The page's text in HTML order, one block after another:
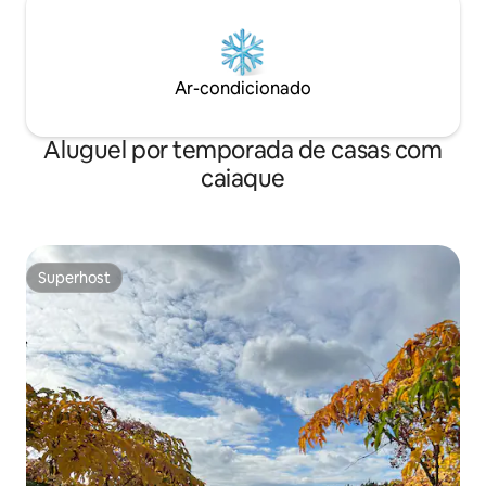
Ar-condicionado
Aluguel por temporada de casas com
caiaque
Superhost
Superhost